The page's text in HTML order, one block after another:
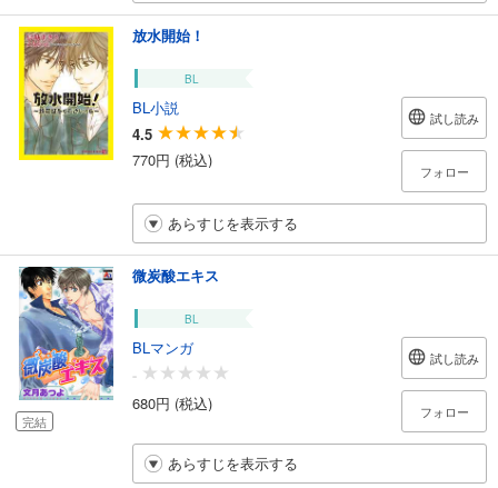
放水開始！
BL
BL小説
4.5
770円 (税込)
試し読み
フォロー
あらすじを表示する
完結
微炭酸エキス
BL
BLマンガ
-
680円 (税込)
試し読み
フォロー
あらすじを表示する